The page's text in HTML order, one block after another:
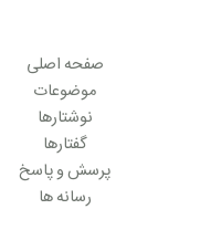
صفحه اصلی
موضوعات
نوشتارها
گفتارها
پرسش و پاسخ
رسانه ها